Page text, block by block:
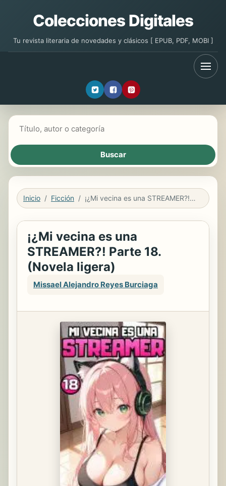
Colecciones Digitales
Tu revista literaria de novedades y clásicos [ EPUB, PDF, MOBI ]
Inicio Ficción ¡¿Mi vecina es una STREAMER?! Parte 18. (Novela ligera)
¡¿Mi vecina es una
STREAMER?! Parte 18.
(Novela ligera)
Missael Alejandro Reyes Burciaga